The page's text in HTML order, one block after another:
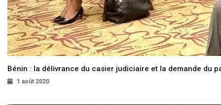
Bénin : la délivrance du casier judiciaire et la demande du
1 août 2020